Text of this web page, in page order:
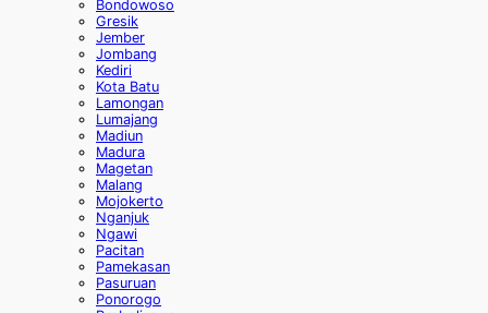
Bondowoso
Gresik
Jember
Jombang
Kediri
Kota Batu
Lamongan
Lumajang
Madiun
Madura
Magetan
Malang
Mojokerto
Nganjuk
Ngawi
Pacitan
Pamekasan
Pasuruan
Ponorogo